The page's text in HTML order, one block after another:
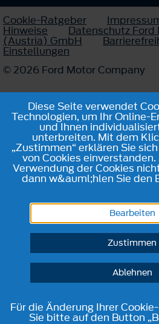
Cookie-Ratgeber
Hinweise Datenschutz
(Austria) GmbH
Einstellungen
© 2026 Ford Motor Company
Diese Seite verwendet
Technologien, um Ihr Online-
und Ihnen
unterbreiten. Mit dem
„Zustimmen“ erklären Sie
von Cookies
Verwendung der Cookies
dann w&auml;hlen Sie den
Bearbeiten
Zustimmen
Ablehnen
Für die Änderung Ihrer
Sie bitte auf den Button